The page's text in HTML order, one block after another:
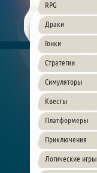
RPG
Драки
Гонки
Стратегии
Симуляторы
Квесты
Платформеры
Приключения
Логические игры